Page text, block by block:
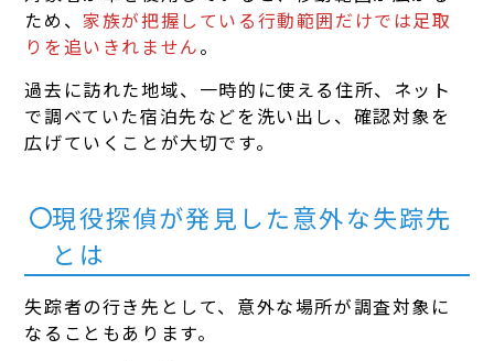
ため、家族が把握している行動範囲だけでは足取
りを追いきれません。
過去に訪れた地域、一時的に使える住所、ネット
で調べていた宿泊先などを洗い出し、確認対象を
広げていくことが大切です。
現役探偵が発見した意外な失踪先
とは
失踪者の行き先として、意外な場所が調査対象に
なることもあります。